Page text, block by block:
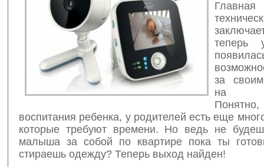
теперь
за
на
воспитания ребенка, у родителей есть еще
которые требуют времени. Но ведь не
малыша за собой по квартире пока ты
стираешь одежду? Теперь выход найден!